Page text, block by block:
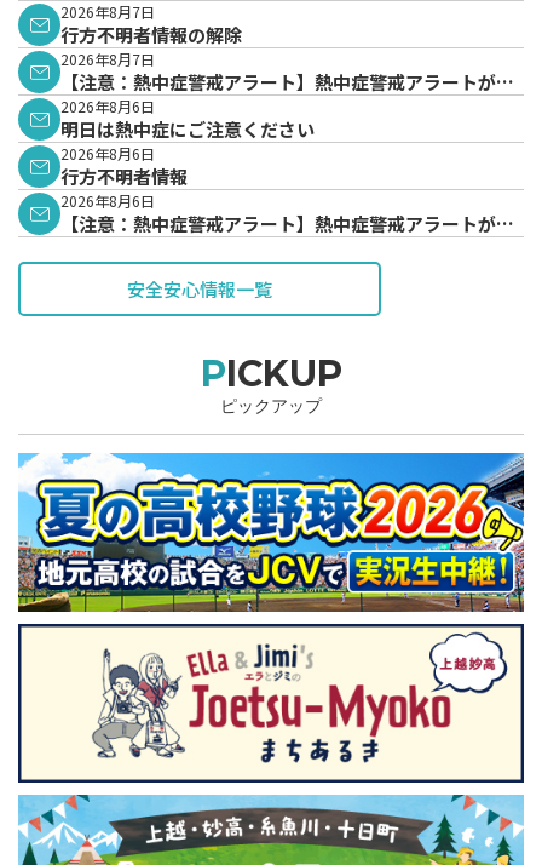
2026年8月7日
行方不明者情報の解除
2026年8月7日
【注意：熱中症警戒アラート】熱中症警戒アラートが発
表されています。
2026年8月6日
明日は熱中症にご注意ください
2026年8月6日
行方不明者情報
2026年8月6日
【注意：熱中症警戒アラート】熱中症警戒アラートが発
安全安心情報一覧
PICKUP
ピックアップ